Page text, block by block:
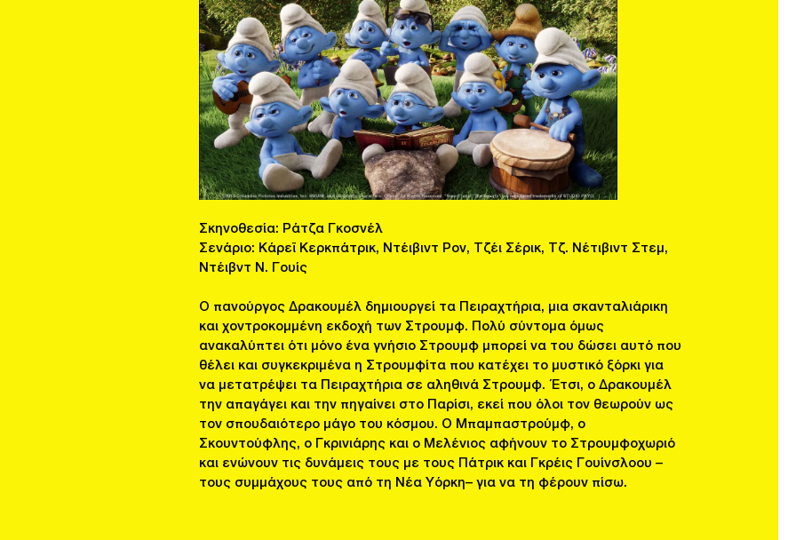
Σκηνοθεσία: Ράτζα Γκοσνέλ
Σενάριο: Κάρεϊ Κερκπάτρικ, Ντέιβιντ Ρον, Τζέι Σέρικ, Τζ. Νέτιβιντ Στεμ,
Ντέιβντ Ν. Γουίς
Ο πανούργος Δρακουμέλ δημιουργεί τα Πειραχτήρια, μια σκανταλιάρικη
και χοντροκομμένη εκδοχή των Στρουμφ. Πολύ σύντομα όμως
ανακαλύπτει ότι μόνο ένα γνήσιο Στρουμφ μπορεί να του δώσει αυτό που
θέλει και συγκεκριμένα η Στρουμφίτα που κατέχει το μυστικό ξόρκι για
να μετατρέψει τα Πειραχτήρια σε αληθινά Στρουμφ. Έτσι, ο Δρακουμέλ
την απαγάγει και την πηγαίνει στο Παρίσι, εκεί που όλοι τον θεωρούν ως
τον σπουδαιότερο μάγο του κόσμου. Ο Μπαμπαστρούμφ, ο
Σκουντούφλης, ο Γκρινιάρης και ο Μελένιος αφήνουν το Στρουμφοχωριό
και ενώνουν τις δυνάμεις τους με τους Πάτρικ και Γκρέις Γουίνσλοου –
τους συμμάχους τους από τη Νέα Υόρκη– για να τη φέρουν πίσω.